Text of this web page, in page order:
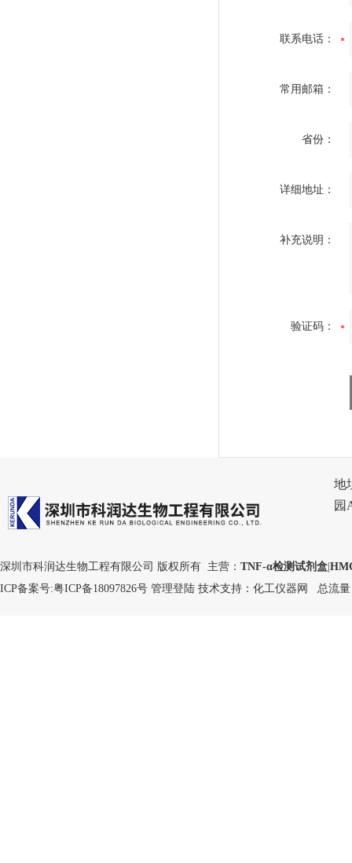
联系电话：
常用邮箱：
省份：
详细地址：
补充说明：
验证码：
地
园
深圳市科润达生物工程有限公司 版权所有 主营： TNF-α检测试剂盒
ICP备案号:粤ICP备18097826号 管理登陆 技术支持： 化工仪器网 总流量